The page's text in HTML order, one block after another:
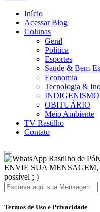
Início
Acessar Blog
Colunas
Geral
Política
Esportes
Saúde & Bem-
Economia
Tecnologia &
INDIGENISMO
OBITUÁRIO
Meio Ambiente
TV Rastilho
Contato
Rastilho de
ENVIE SUA MENSAGEM,
possível ; )
Termos de Uso e Privacidade